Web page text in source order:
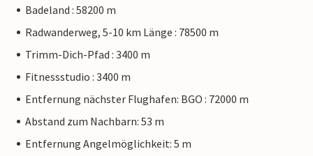
Badeland : 58200 m
Radwanderweg, 5-10 km Länge : 78500 m
Trimm-Dich-Pfad : 3400 m
Fitnessstudio : 3400 m
Entfernung nächster Flughafen: BGO : 72000 m
Abstand zum Nachbarn: 53 m
Entfernung Angelmöglichkeit: 5 m